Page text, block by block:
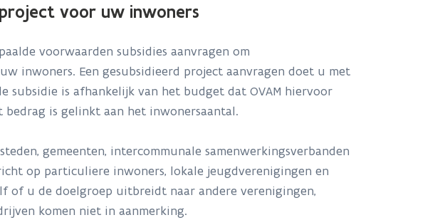
voor uw inwoners
voorwaarden subsidies aanvragen om
inwoners. Een gesubsidieerd project aanvragen doet u met
subsidie is afhankelijk van het budget dat OVAM hiervoor
is gelinkt aan het inwonersaantal.
gemeenten, intercommunale samenwerkingsverbanden
op particuliere inwoners, lokale jeugdverenigingen en
of u de doelgroep uitbreidt naar andere verenigingen,
komen niet in aanmerking.